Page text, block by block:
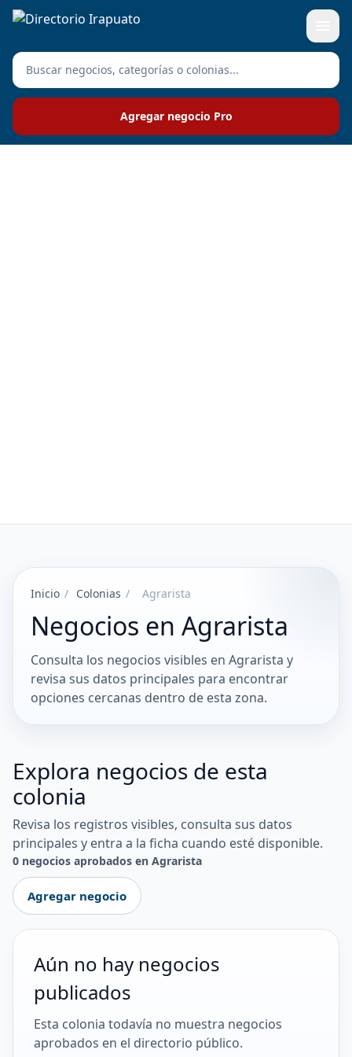
Agregar negocio Pro
Inicio / Colonias / Agrarista
Negocios en Agrarista
Consulta los negocios visibles en Agrarista y
revisa sus datos principales para encontrar
opciones cercanas dentro de esta zona.
Explora negocios de esta
colonia
Revisa los registros visibles, consulta sus datos
principales y entra a la ficha cuando esté disponible.
0 negocios aprobados en Agrarista
Agregar negocio
Aún no hay negocios
publicados
Esta colonia todavía no muestra negocios
aprobados en el directorio público.